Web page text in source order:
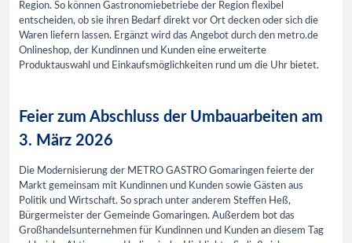
Region. So können Gastronomiebetriebe der Region flexibel
entscheiden, ob sie ihren Bedarf direkt vor Ort decken oder sich die
Waren liefern lassen. Ergänzt wird das Angebot durch den metro.de
Onlineshop, der Kundinnen und Kunden eine erweiterte
Produktauswahl und Einkaufsmöglichkeiten rund um die Uhr bietet.
Feier zum Abschluss der Umbauarbeiten am
3. März 2026
Die Modernisierung der METRO GASTRO Gomaringen feierte der
Markt gemeinsam mit Kundinnen und Kunden sowie Gästen aus
Politik und Wirtschaft. So sprach unter anderem Steffen Heß,
Bürgermeister der Gemeinde Gomaringen. Außerdem bot das
Großhandelsunternehmen für Kundinnen und Kunden an diesem Tag